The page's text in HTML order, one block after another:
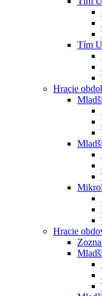
Tím
Hracie
Hracie